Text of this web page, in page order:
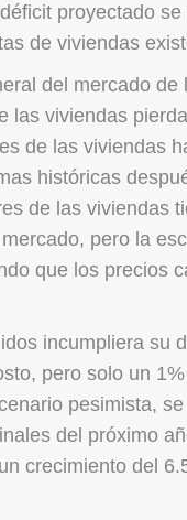
proyectado
de viviendas
del mercado
las viviendas
de las viviendas
históricas
de las viviendas
pero la
que los precios
incumpliera su
pero solo un
pesimista,
del próximo
crecimiento del